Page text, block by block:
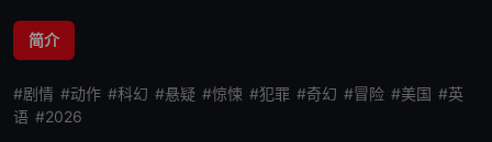
简介
#剧情 #动作 #科幻 #悬疑 #惊悚 #犯罪 #奇幻 #冒险 #美国 #英
语 #2026